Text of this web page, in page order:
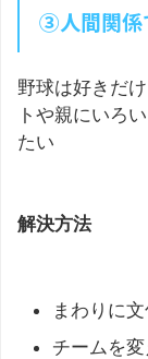
③人間関係
野球は好きだ
トや親にいろ
たい
解決方法
まわりに
チームを変